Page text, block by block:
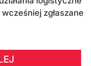
zgłaszane